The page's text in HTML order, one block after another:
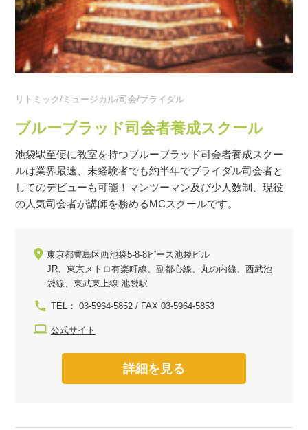
リトミック/ミュージカル/司会/ブライダル
ブルーブラッド司会者養成スクール
池袋駅至便に教室を持つブルーブラッド司会者養成スクー
ルは業界最速、未経験者でも約半年でブライダル司会者と
してのデビューも可能！マンツーマン及び少人数制、現役
の人気司会者が講師を務めるMCスクールです。
東京都豊島区西池袋5-8-8ピース池袋ビル
JR、東京メトロ有楽町線、副都心線、丸の内線、西武池
袋線、東武東上線 池袋駅
TEL： 03-5964-5852 / FAX 03-5964-5853
公式サイト
詳細を見る